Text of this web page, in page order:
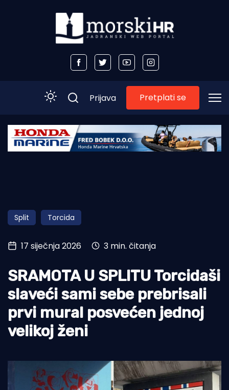
Početna
Obala
Otoci
Turizam i nautika
Pomorstvo
Ribolov
Ekologija
Tradicija i kultura
Prijava Pretplati se
Split Torcida
17 siječnja 2026 3 min. čitanja
SRAMOTA U SPLITU Torcidaši
slaveći sami sebe prebrisali
prvi mural posvećen jednoj
velikoj ženi